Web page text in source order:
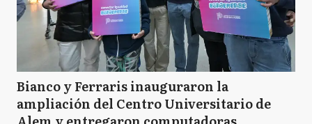
Bianco y Ferraris inauguraron la
ampliación del Centro Universitario de